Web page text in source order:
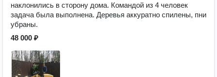
наклонились в сторону дома. Командой из 4 человек
задача была выполнена. Деревья аккуратно спилены, пни
убраны.
48 000 ₽